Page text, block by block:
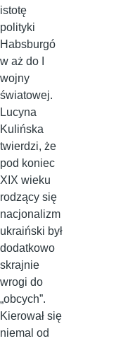
istotę
polityki
Habsburgó
w aż do I
wojny
światowej.
Lucyna
Kulińska
twierdzi, że
pod koniec
XIX wieku
rodzący się
nacjonalizm
ukraiński był
dodatkowo
skrajnie
wrogi do
„obcych”.
Kierował się
niemal od